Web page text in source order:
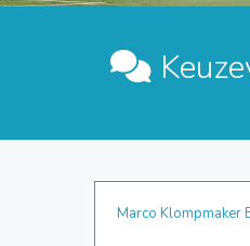
Marco Klompmaker